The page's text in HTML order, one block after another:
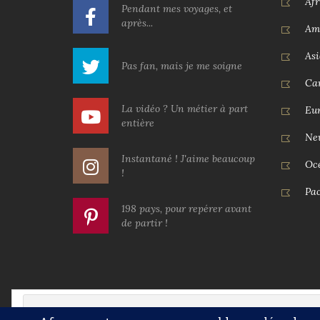
Pendant mes voyages, et
après...
Pas fan, mais je me soigne
La vidéo ? Un métier à part
entière
Instantané ! J'aime beaucoup
!
198 pays, pour repérer avant
de partir !